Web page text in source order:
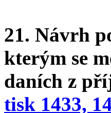
21. Návrh
kterým se
daních z
tisk 1433,